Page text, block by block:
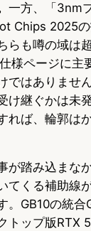
一方、「3nm
Chips 2025
らも噂の域は
様ページに主
ではありませ
け継ぐかは未
れば、輪郭は
が踏み込まな
てくる補助線
。GB10の統合
トップ版RTX